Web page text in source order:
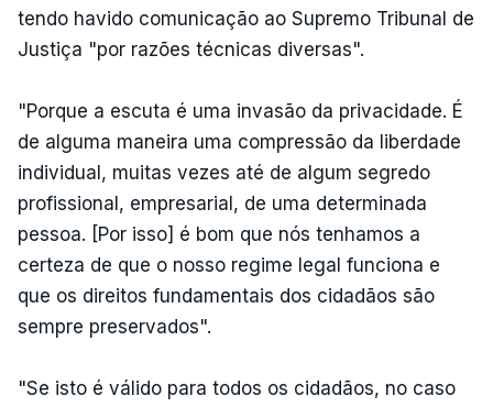
tendo havido comunicação ao Supremo Tribunal de
Justiça "por razões técnicas diversas".
"Porque a escuta é uma invasão da privacidade. É
de alguma maneira uma compressão da liberdade
individual, muitas vezes até de algum segredo
profissional, empresarial, de uma determinada
pessoa. [Por isso] é bom que nós tenhamos a
certeza de que o nosso regime legal funciona e
que os direitos fundamentais dos cidadãos são
sempre preservados".
"Se isto é válido para todos os cidadãos, no caso